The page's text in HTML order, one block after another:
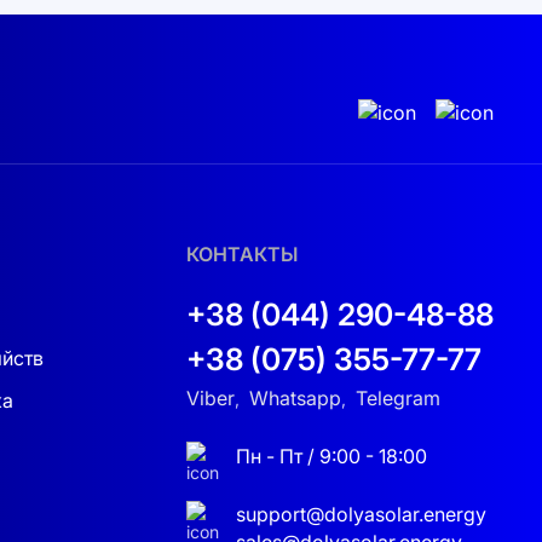
для вашей солнечной системы, чтобы
прямо сейчас! КОНТАКТЫ
+38 (044) 290-48-88
+38 (075) 355-77-77
Viber, Whatsapp, Telegram
Пн - Пт / 9:00 - 18:00
support@dolyasolar.energy